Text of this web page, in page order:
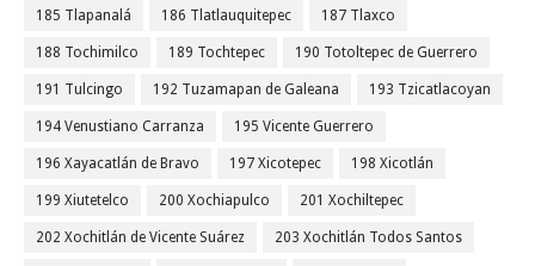
185 Tlapanalá 186 Tlatlauquitepec 187 Tlaxco
188 Tochimilco 189 Tochtepec 190 Totoltepec de Guerrero
191 Tulcingo 192 Tuzamapan de Galeana 193 Tzicatlacoyan
194 Venustiano Carranza 195 Vicente Guerrero
196 Xayacatlán de Bravo 197 Xicotepec 198 Xicotlán
199 Xiutetelco 200 Xochiapulco 201 Xochiltepec
202 Xochitlán de Vicente Suárez 203 Xochitlán Todos Santos